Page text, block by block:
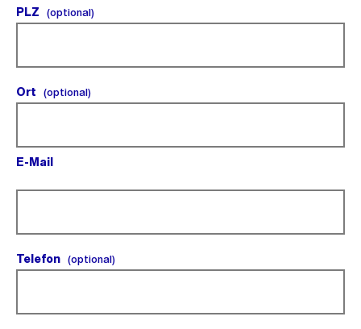
PLZ (optional)(optional).
Ort (optional)(optional).
E-Mail
Telefon (optional)(optional).